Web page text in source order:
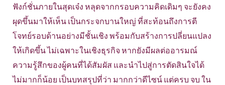
ฟังก์ชั่นภายในสุดเจ๋ง หลุดจากกรอบความคิดเดิมๆ จะยังคง
ผุดขึ้นมาให้เห็น เป็นกระจกบานใหญ่ ที่สะท้อนถึงการตี
โจทย์รอบด้านอย่างมีชั้นเชิง พร้อมกับสร้างการปลี่ยนแปลง
ให้เกิดขึ้น ไม่เฉพาะในเชิงธุรกิจ หากยังมีผลต่ออารมณ์
ความรู้สึกของผู้คนที่ได้สัมผัส และนำไปสู่การตัดสินใจได้
ไม่มากก็น้อย เป็นบทสรุปที่ว่า มากกว่าดีไซน์ แต่ครบ จบ ใน